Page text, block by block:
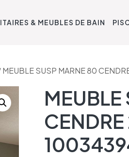
& MEUBLES DE BAIN
MEUBLE SUSP MARNE 80
CENDRE